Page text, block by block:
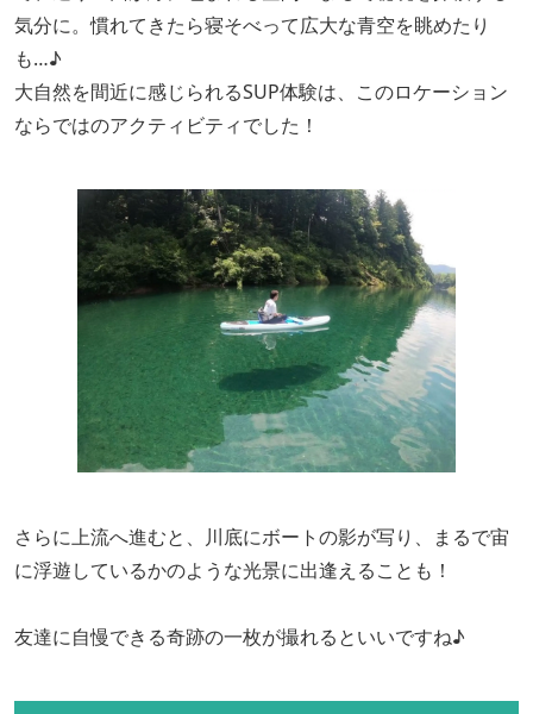
気分に。慣れてきたら寝そべって広大な青空を眺めたり
も…♪
大自然を間近に感じられるSUP体験は、このロケーション
ならではのアクティビティでした！
さらに上流へ進むと、川底にボートの影が写り、まるで宙
に浮遊しているかのような光景に出逢えることも！
友達に自慢できる奇跡の一枚が撮れるといいですね♪